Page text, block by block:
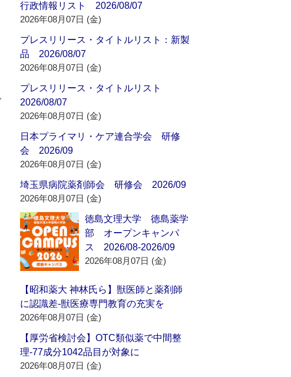
行政情報リスト 2026/08/07
2026年08月07日 (金)
プレスリリース・タイトルリスト：新製
品 2026/08/07
2026年08月07日 (金)
プレスリリース・タイトルリスト
2026/08/07
2026年08月07日 (金)
日本プライマリ・ケア連合学会 研修
会 2026/09
2026年08月07日 (金)
埼玉県病院薬剤師会 研修会 2026/09
2026年08月07日 (金)
徳島文理大学 徳島薬学
部 オープンキャンパ
ス 2026/08-2026/09
2026年08月07日 (金)
【昭和薬大 神林氏ら】獣医師と薬剤師
に認識差‐獣医療専門教育の充実を
2026年08月07日 (金)
【厚労省検討会】OTC類似薬で中間整
理‐77成分1042品目が対象に
2026年08月07日 (金)